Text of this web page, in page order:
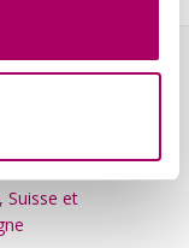
consulta
Suisse et